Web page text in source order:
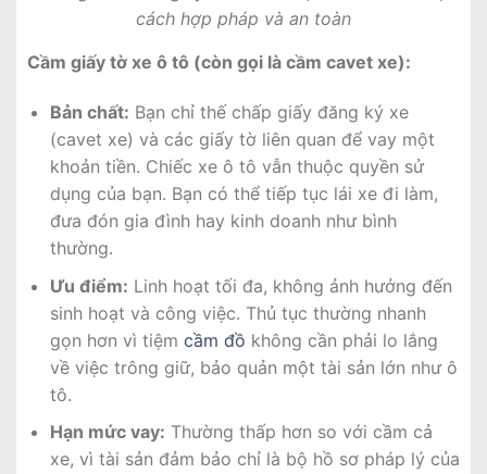
cách hợp pháp và an toàn
Cầm giấy tờ xe ô tô (còn gọi là cầm cavet xe):
Bản chất: Bạn chỉ thế chấp giấy đăng ký xe
(cavet xe) và các giấy tờ liên quan để vay một
khoản tiền. Chiếc xe ô tô vẫn thuộc quyền sử
dụng của bạn. Bạn có thể tiếp tục lái xe đi làm,
đưa đón gia đình hay kinh doanh như bình
thường.
Ưu điểm: Linh hoạt tối đa, không ảnh hưởng đến
sinh hoạt và công việc. Thủ tục thường nhanh
gọn hơn vì tiệm cầm đồ không cần phải lo lắng
về việc trông giữ, bảo quản một tài sản lớn như ô
tô.
Hạn mức vay: Thường thấp hơn so với cầm cả
xe, vì tài sản đảm bảo chỉ là bộ hồ sơ pháp lý của